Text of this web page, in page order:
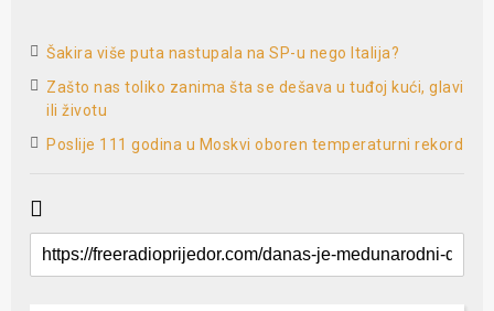
Šakira više puta nastupala na SP-u nego Italija?
Zašto nas toliko zanima šta se dešava u tuđoj kući, glavi
ili životu
Poslije 111 godina u Moskvi oboren temperaturni rekord